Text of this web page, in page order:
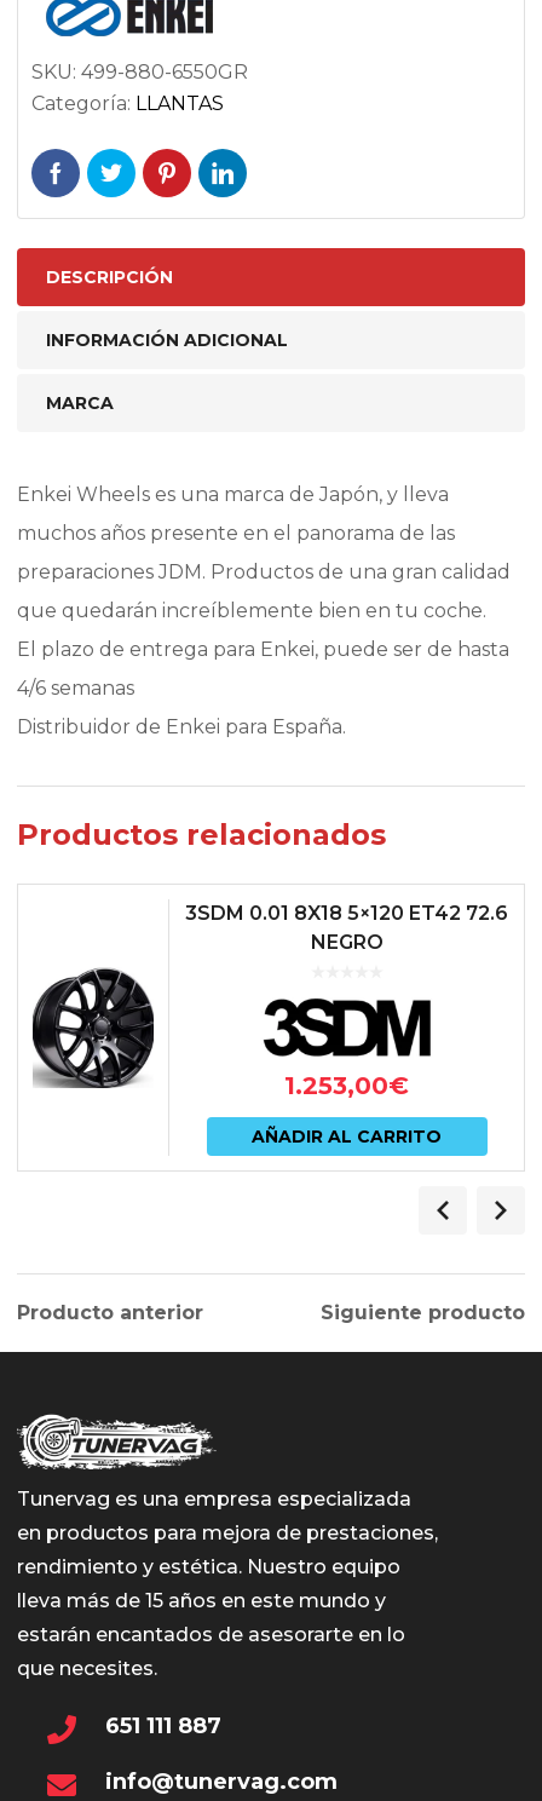
SKU: 499-880-6550GR
Categoría: LLANTAS
DESCRIPCIÓN
INFORMACIÓN ADICIONAL
MARCA
Enkei Wheels es una marca de Japón, y lleva
muchos años presente en el panorama de las
preparaciones JDM. Productos de una gran calidad
que quedarán increíblemente bien en tu coche.
El plazo de entrega para Enkei, puede ser de hasta
4/6 semanas
Distribuidor de Enkei para España.
Productos relacionados
3SDM 0.01 8X18 5×120 ET42 72.6
NEGRO
1.253,00€
AÑADIR AL CARRITO
Producto anterior Siguiente producto
Tunervag es una empresa especializada
en productos para mejora de prestaciones,
rendimiento y estética. Nuestro equipo
lleva más de 15 años en este mundo y
estarán encantados de asesorarte en lo
que necesites.
651 111 887
info@tunervag.com